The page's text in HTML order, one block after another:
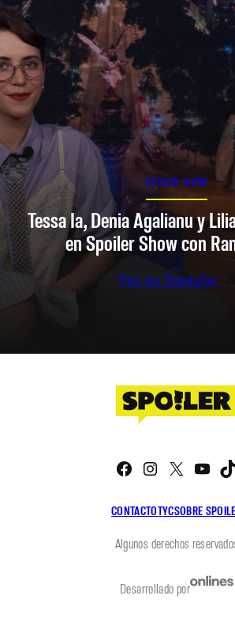
SPOILER SHOW
Tessa Ia, Denia Agalianu y
en Spoiler Show con
Ver en Youtube
CONTACTOTYCSOBRE
Facebook
X
Algunos derechos
Desarrollado por